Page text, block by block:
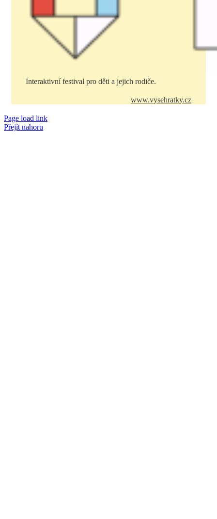
Interaktivní festival pro děti a jejich rodiče.
www.vysehratky.cz
Page load link
Přejít nahoru